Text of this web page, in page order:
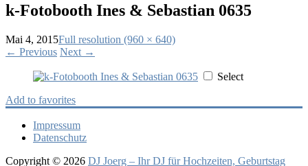
k-Fotobooth Ines & Sebastian 0635
Mai 4, 2015Full resolution (960 × 640)
← Previous Next →
Select
Add to favorites
Impressum
Datenschutz
Copyright © 2026 DJ Joerg – Ihr DJ für Hochzeiten, Geburtstag